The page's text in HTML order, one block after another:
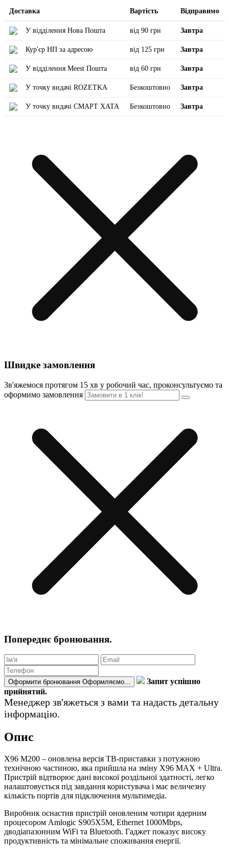
Доставка Вартість Відправимо
У відділення Нова Пошта від 90 грн Завтра
Кур'єр НП за адресою від 125 грн Завтра
У відділення Meest Пошта від 60 грн Завтра
У точку видачі ROZETKA Безкоштовно Завтра
У точку видачі СМАРТ ХАТА Безкоштовно Завтра
Швидке замовлення
Зв'яжемося протягом 15 хв у робочий час, проконсультуємо та
оформимо замовлення
Попереднє бронювання.
Оформити бронювання Оформляємо...
Запит успішно
прийнятий.
Менеджер зв'яжеться з вами та надасть детальну
інформацію.
Опис
X96 M200 – оновлена версія ТВ-приставки з потужною
технічною частиною, яка прийшла на зміну X96 MAX + Ultra.
Пристрій відтворює дані високої роздільної здатності, легко
налаштовується під завдання користувача і має величезну
кількість портів для підключення мультимедіа.
Виробник оснастив пристрій оновленим чотири ядерним
процесором Amlogic S905X5M, Ethernet 1000Mbps,
дводіапазонним WiFi та Bluetooth. Гаджет показує високу
продуктивність та мінімальне споживання енергії.